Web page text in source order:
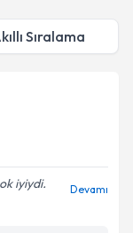
Sıralama
iyiydi.
Devamı